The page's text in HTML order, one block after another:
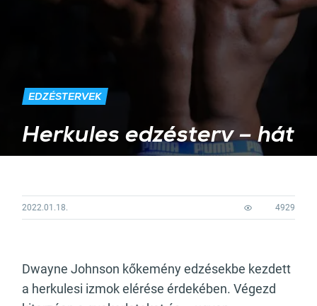
EDZÉSTERVEK
Herkules edzésterv – hát
2022.01.18. 4929
Dwayne Johnson kőkemény edzésekbe kezdett
a herkulesi izmok elérése érdekében. Végezd